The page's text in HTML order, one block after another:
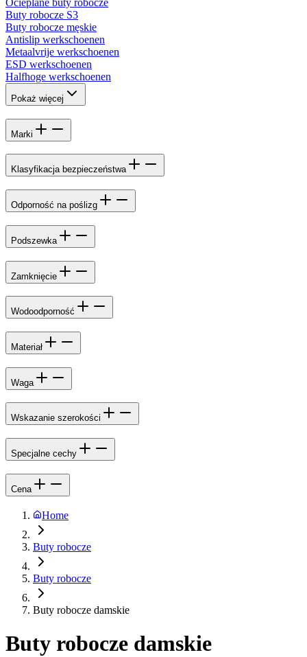
Ocieplane buty robocze
Buty robocze S3
Buty robocze męskie
Antislip werkschoenen
Metaalvrije werkschoenen
ESD werkschoenen
Halfhoge werkschoenen
Pokaż więcej
Marki
Klasyfikacja bezpieczeństwa
Odporność na poślizg
Podszewka
Zamknięcie
Wodoodporność
Materiał
Waga
Wskazanie szerokości
Specjalne cechy
Cena
Home
Buty robocze
Buty robocze
Buty robocze damskie
Buty robocze damskie